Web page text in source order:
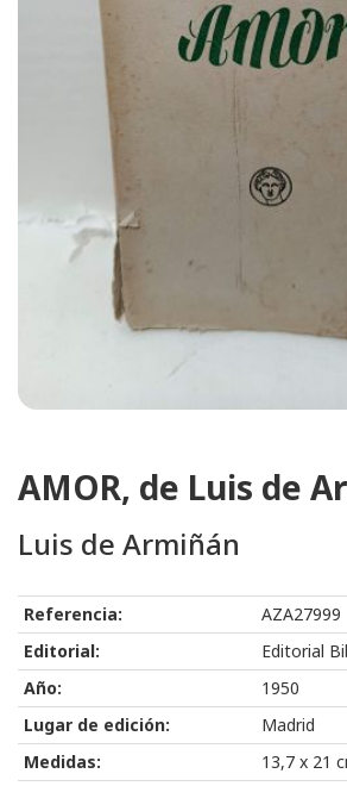
AMOR, de Luis de
Luis de Armiñán
Referencia:
AZA27999
Editorial:
Editorial
Año:
1950
Lugar de edición:
Madrid
Medidas:
13,7 x 21